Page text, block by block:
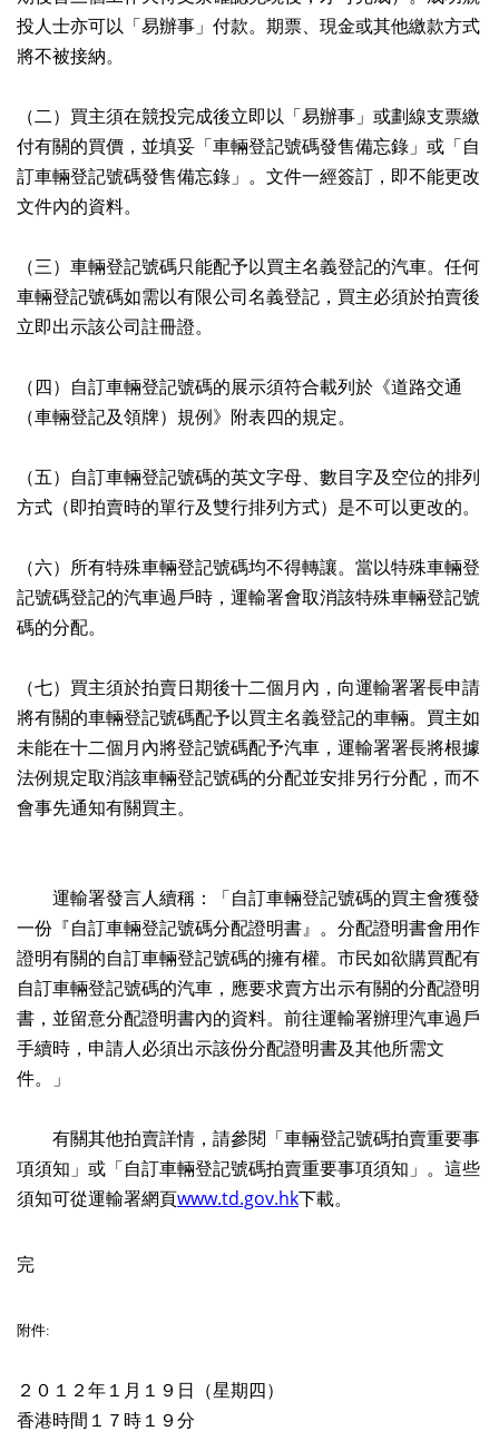
投人士亦可以「易辦事」付款。期票、現金或其他繳款方式
將不被接納。
（二）買主須在競投完成後立即以「易辦事」或劃線支票繳
付有關的買價，並填妥「車輛登記號碼發售備忘錄」或「自
訂車輛登記號碼發售備忘錄」。文件一經簽訂，即不能更改
文件內的資料。
（三）車輛登記號碼只能配予以買主名義登記的汽車。任何
車輛登記號碼如需以有限公司名義登記，買主必須於拍賣後
立即出示該公司註冊證。
（四）自訂車輛登記號碼的展示須符合載列於《道路交通
（車輛登記及領牌）規例》附表四的規定。
（五）自訂車輛登記號碼的英文字母、數目字及空位的排列
方式（即拍賣時的單行及雙行排列方式）是不可以更改的。
（六）所有特殊車輛登記號碼均不得轉讓。當以特殊車輛登
記號碼登記的汽車過戶時，運輸署會取消該特殊車輛登記號
碼的分配。
（七）買主須於拍賣日期後十二個月內，向運輸署署長申請
將有關的車輛登記號碼配予以買主名義登記的車輛。買主如
未能在十二個月內將登記號碼配予汽車，運輸署署長將根據
法例規定取消該車輛登記號碼的分配並安排另行分配，而不
會事先通知有關買主。
運輸署發言人續稱：「自訂車輛登記號碼的買主會獲發
一份『自訂車輛登記號碼分配證明書』。分配證明書會用作
證明有關的自訂車輛登記號碼的擁有權。市民如欲購買配有
自訂車輛登記號碼的汽車，應要求賣方出示有關的分配證明
書，並留意分配證明書內的資料。前往運輸署辦理汽車過戶
手續時，申請人必須出示該份分配證明書及其他所需文
件。」
有關其他拍賣詳情，請參閱「車輛登記號碼拍賣重要事
項須知」或「自訂車輛登記號碼拍賣重要事項須知」。這些
須知可從運輸署網頁www.td.gov.hk下載。
完
附件:
２０１２年１月１９日（星期四）
香港時間１７時１９分